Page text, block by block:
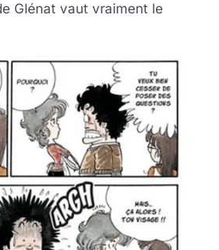
Glénat vaut vraiment le